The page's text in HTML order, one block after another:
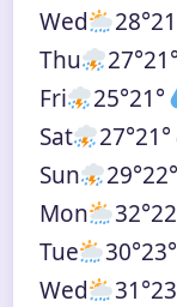
Wed
28°
Thu
27°21°
Fri
25°21°
Sat
27°21°
Sun
29°22°
Mon
32°
Tue
30°23°
Wed
31°